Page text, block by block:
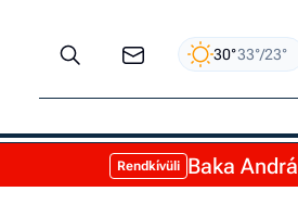
30°33°/23°
Rendkívüli Baka